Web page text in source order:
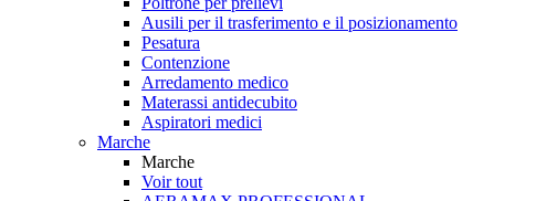
Ausili per il trasferimento e il posizionamento
Pesatura
Contenzione
Arredamento medico
Materassi antidecubito
Aspiratori medici
Marche
Marche
Voir tout